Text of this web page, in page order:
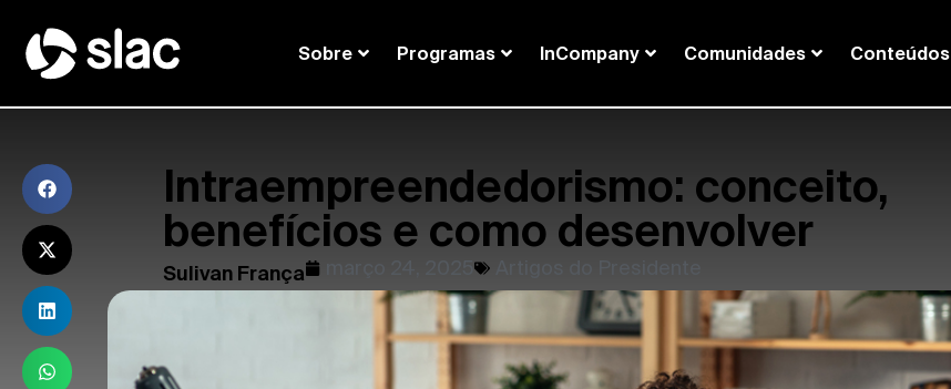
Sobre Programas InCompany Comunidades Conteúdos
Intraempreendedorismo: conceito,
benefícios e como desenvolver
Sulivan França